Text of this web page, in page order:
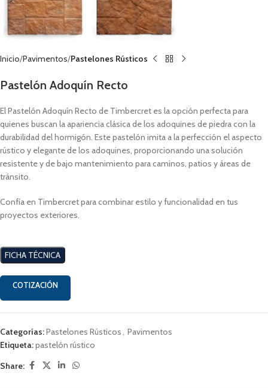
Inicio Pavimentos Pastelones Rústicos
Pastelón Adoquín Recto
El Pastelón Adoquín Recto de Timbercret es la opción perfecta para
quienes buscan la apariencia clásica de los adoquines de piedra con la
durabilidad del hormigón. Este pastelón imita a la perfección el aspecto
rústico y elegante de los adoquines, proporcionando una solución
resistente y de bajo mantenimiento para caminos, patios y áreas de
tránsito.
Confía en Timbercret para combinar estilo y funcionalidad en tus
proyectos exteriores.
FICHA TÉCNICA
COTIZACIÓN
Categorías:Pastelones Rústicos, Pavimentos
Etiqueta:pastelón rústico
Share: